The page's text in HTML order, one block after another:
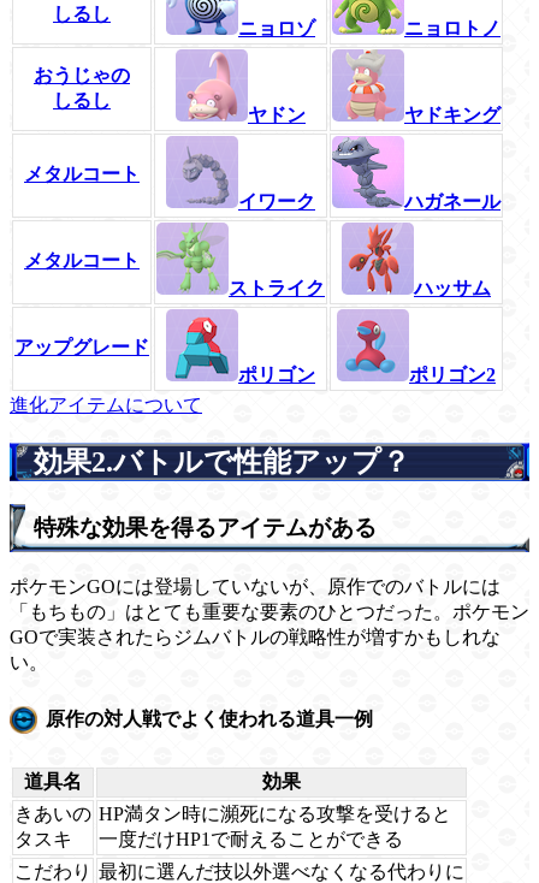
しるし
ニョロゾ ニョロトノ
おうじゃの
しるし
ヤドン ヤドキング
メタルコート
イワーク
ハガネール
メタルコート
ストライク
ハッサム
アップグレード
ポリゴン
ポリゴン2
進化アイテムについて
効果2.バトルで性能アップ？
特殊な効果を得るアイテムがある
ポケモンGOには登場していないが、原作でのバトルには
「もちもの」はとても重要な要素のひとつだった。ポケモン
GOで実装されたらジムバトルの戦略性が増すかもしれな
い。
原作の対人戦でよく使われる道具一例
道具名
効果
きあいの
タスキ
HP満タン時に瀕死になる攻撃を受けると
一度だけHP1で耐えることができる
こだわり 最初に選んだ技以外選べなくなる代わりに